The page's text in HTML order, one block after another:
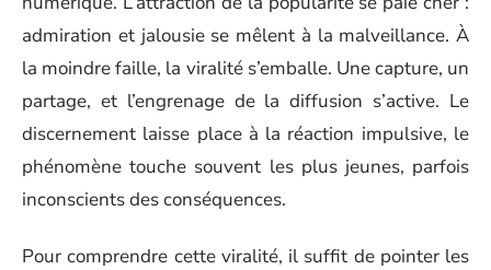
admiration et jalousie se mêlent à la malveillance. À
la moindre faille, la viralité s’emballe. Une capture, un
partage, et l’engrenage de la diffusion s’active. Le
discernement laisse place à la réaction impulsive, le
phénomène touche souvent les plus jeunes, parfois
inconscients des conséquences.
Pour comprendre cette viralité, il suffit de pointer les